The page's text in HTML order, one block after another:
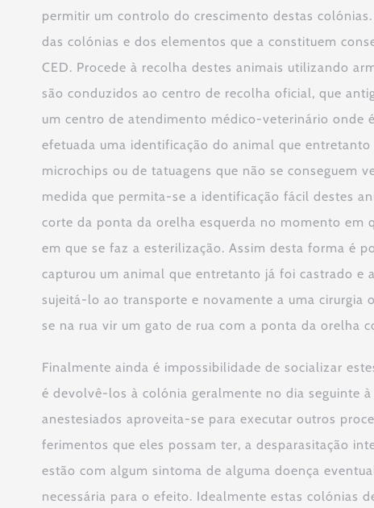
permitir um controlo do crescimento destas
das colónias e dos elementos que a constituem
CED. Procede à recolha destes animais utilizando
são conduzidos ao centro de recolha oficial, que
um centro de atendimento médico-veterinário onde
efetuada uma identificação do animal que
microchips ou de tatuagens que não se conseguem
medida que permita-se a identificação fácil destes
corte da ponta da orelha esquerda no momento em
em que se faz a esterilização. Assim desta forma é
capturou um animal que entretanto já foi castrado
sujeitá-lo ao transporte e novamente a uma cirurgia
se na rua vir um gato de rua com a ponta da orelha
Finalmente ainda é impossibilidade de socializar
é devolvê-los à colónia geralmente no dia seguinte
anestesiados aproveita-se para executar outros
ferimentos que eles possam ter, a desparasitação
estão com algum sintoma de alguma doença
necessária para o efeito. Idealmente estas colónias